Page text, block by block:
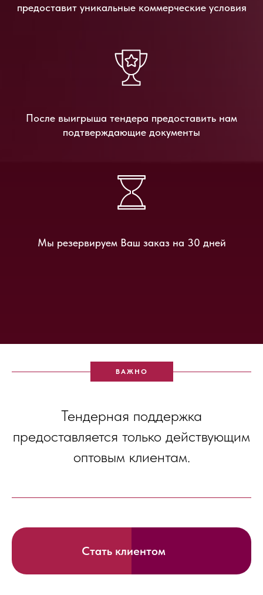
предоставит уникальные коммерческие условия
После выигрыша тендера предоставить нам
подтверждающие документы
Мы резервируем Bаш заказ на 30 дней
ВАЖНО
Тендерная поддержка
предоставляется только действующим
оптовым клиентам.
Стать клиентом